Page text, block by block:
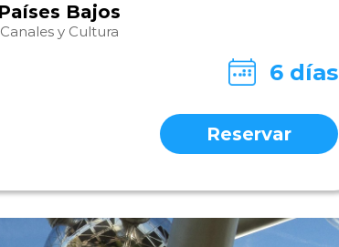
Bajos
y Cultura
6 días
Reservar